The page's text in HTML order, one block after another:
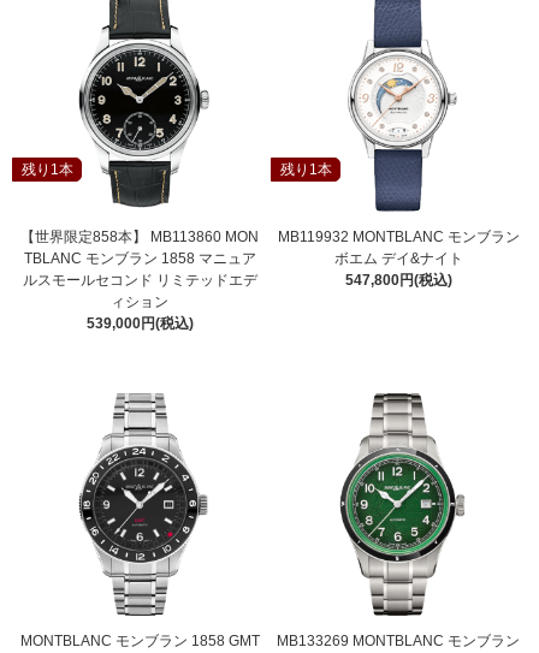
残り1本
【世界限定858本】 MB113860 MON
TBLANC モンブラン 1858 マニュア
ルスモールセコンド リミテッドエデ
ィション
539,000円(税込)
残り1本
MB119932 MONTBLANC モンブラン
ボエム デイ&ナイト
547,800円(税込)
MONTBLANC モンブラン 1858 GMT
MB133269 MONTBLANC モンブラン